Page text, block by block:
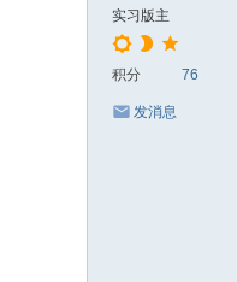
实习版主
积分 76
发消息